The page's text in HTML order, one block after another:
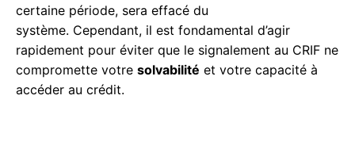
certaine période, sera effacé du
système. Cependant, il est fondamental d’agir
rapidement pour éviter que le signalement au CRIF ne
compromette votre solvabilité et votre capacité à
accéder au crédit.